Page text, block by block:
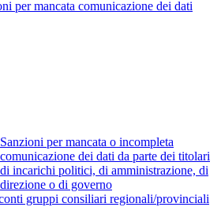
per mancata comunicazione dei dati
Sanzioni per mancata o incompleta
comunicazione dei dati da parte dei titolari
di incarichi politici, di amministrazione, di
direzione o di governo
gruppi consiliari regionali/provinciali